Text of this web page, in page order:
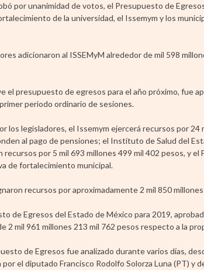
por unanimidad de votos, el Presupuesto de
de la universidad, el Issemym y los
adicionaron al ISSEMyM alrededor de mil 598
el presupuesto de egresos para el año próximo, fue
periodo ordinario de sesiones.
los legisladores, el Issemym ejercerá recursos por
al pago de pensiones; el Instituto de Salud del
recursos por 5 mil 693 millones 499 mil 402 pesos, y
de fortalecimiento municipal.
recursos por aproximadamente 2 mil 850
de Egresos del Estado de México para 2019,
2 mil 961 millones 213 mil 762 pesos respecto a la
de Egresos fue analizado durante varios días,
por el diputado Francisco Rodolfo Solorza Luna (PT)